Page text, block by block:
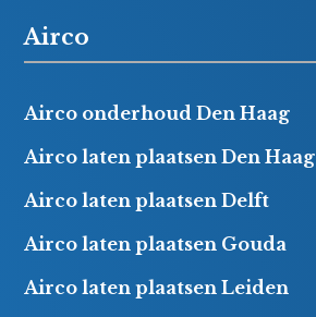
Airco
Airco onderhoud Den Haag
Airco laten plaatsen Den Haag
Airco laten plaatsen Delft
Airco laten plaatsen Gouda
Airco laten plaatsen Leiden